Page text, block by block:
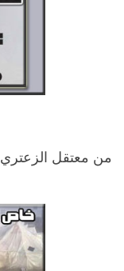
من معتقل الزعتري